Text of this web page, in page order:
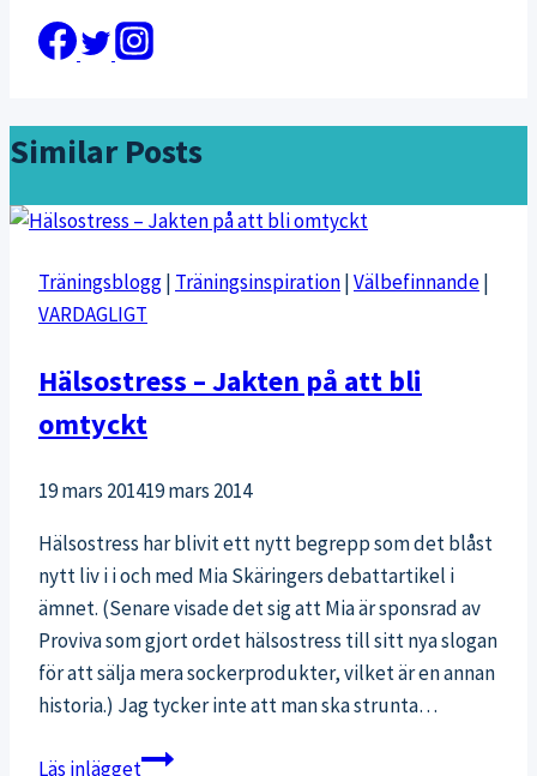
Similar Posts
Träningsblogg| Träningsinspiration|Välbefinnande|
VARDAGLIGT
Hälsostress – Jakten på att bli
omtyckt
19 mars 201419 mars 2014
Hälsostress har blivit ett nytt begrepp som det blåst
nytt liv i i och med Mia Skäringers debattartikel i
ämnet. (Senare visade det sig att Mia är sponsrad av
Proviva som gjort ordet hälsostress till sitt nya slogan
för att sälja mera sockerprodukter, vilket är en annan
historia.) Jag tycker inte att man ska strunta…
Läs inläggetHälsostress